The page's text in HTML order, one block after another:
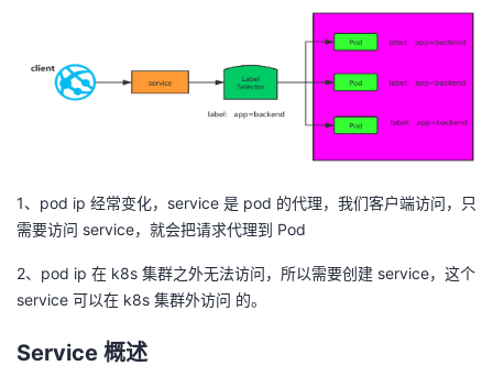
1、pod ip 经常变化，service 是 pod 的代理，我们客户端访问，只
需要访问 service，就会把请求代理到 Pod
2、pod ip 在 k8s 集群之外无法访问，所以需要创建 service，这个
service 可以在 k8s 集群外访问 的。
Service 概述